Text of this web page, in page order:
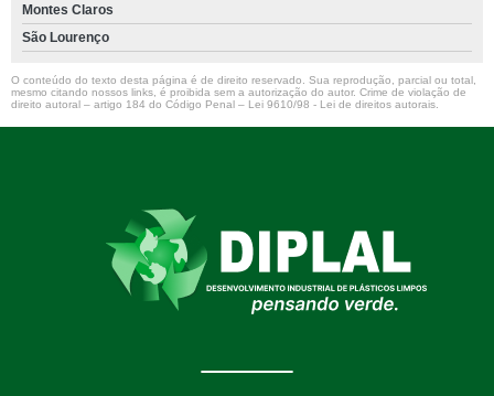
Montes Claros
São Lourenço
O conteúdo do texto desta página é de direito reservado. Sua reprodução, parcial ou total,
mesmo citando nossos links, é proibida sem a autorização do autor. Crime de violação de
direito autoral – artigo 184 do Código Penal – Lei 9610/98 - Lei de direitos autorais